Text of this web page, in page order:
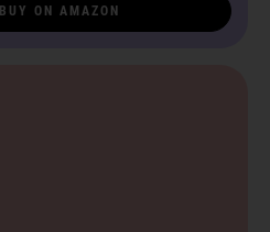
BUY ON AMAZON